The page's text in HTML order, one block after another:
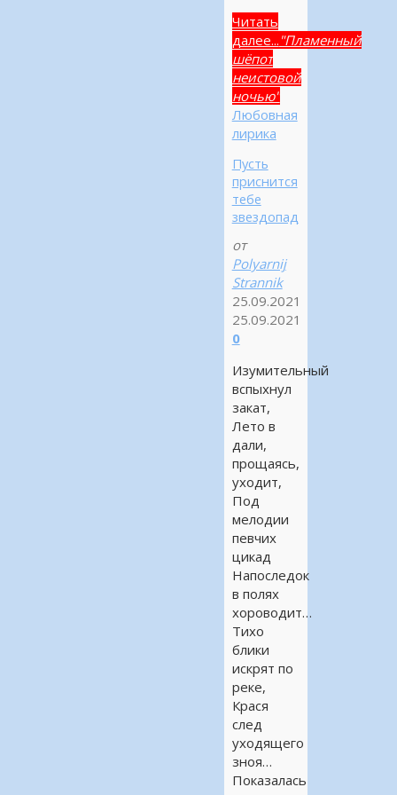
Читать
далее... "Пламенный
шёпот
неистовой
ночью"
Любовная
лирика
Пусть
приснится
тебе
звездопад
от
Polyarnij
Strannik
25.09.2021
25.09.2021
0
Изумительный
вспыхнул
закат,
Лето в
дали,
прощаясь,
уходит,
Под
мелодии
певчих
цикад
Напоследок
в полях
хороводит…
Тихо
блики
искрят по
реке,
Крася
след
уходящего
зноя…
Показалась